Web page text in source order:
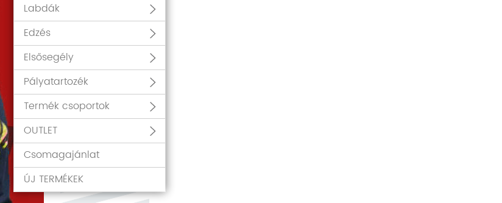
Labdák
Edzés
Elsősegély
Pályatartozék
Termék csoportok
OUTLET
Csomagajánlat
ÚJ TERMÉKEK